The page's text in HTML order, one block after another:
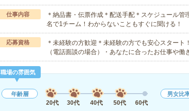
仕事内容
＊納品書・伝票作成＊配送手配＊スケジュール
名で1チーム！わからないこともすぐに聞ける！
応募資格
＊未経験の方歓迎＊未経験の方でも安心スター
（電話面談の場合）・あなたに合ったお仕事や
職場の雰囲気
年齢層
20代
30代 40代 50代 60代
男女比